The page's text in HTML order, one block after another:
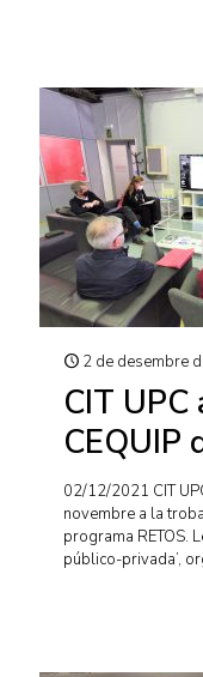
2 de desembre
CIT
CEQUIP
02/12/2021 CIT
novembre a la
programa RETOS.
público-privada’,